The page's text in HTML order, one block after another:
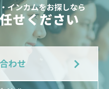
インカムをお探しなら
せください
わせ